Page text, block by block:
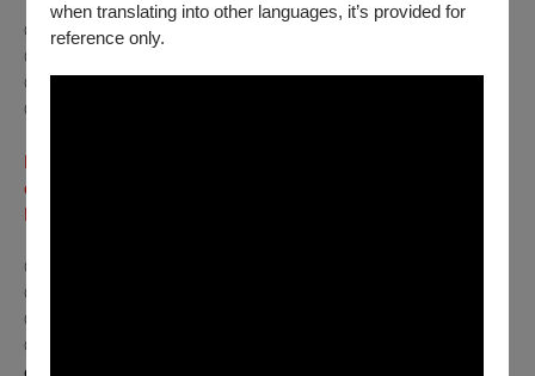
when translating into other languages, it’s provided for
reference only.
◎ 全票｜220元／張
◎ TFAI會員票｜學生票 180元／張
◎ 孩童票｜敬老票 110元／張
◎ 身心障礙票｜本場次設有身心障礙席次可免費索取
Monthly Ticket Bundle: NTD 990 for 6 tickets to any screening
of the program (excluding
Hit Me Hard and Soft: The Tour
◎ General: NTD 220/Ticket
◎ TFAI Member or Student: NTD 180/Ticket
◎ Child or Senior Citizen: NTD 110/Ticket
◎ Person with Disability: Free tickets available for the TFAI
organized screenings, please call (02)8522-8000 for more